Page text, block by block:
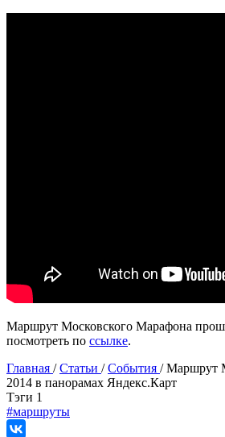
Маршрут Московского Марафона
посмотреть по ссылке.
Главная /Статьи /События /Маршрут
2014 в панорамах Яндекс.Карт
Tэги 1
#маршруты